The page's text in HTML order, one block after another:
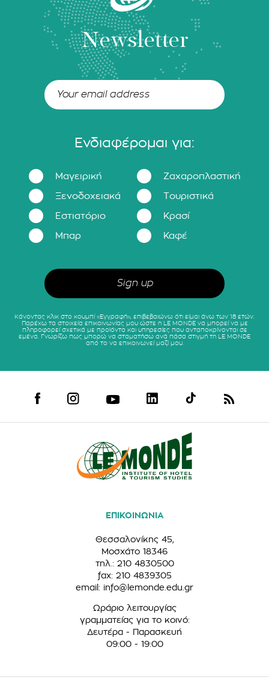
Newsletter
Ενδιαφέρομαι για:
Μαγειρική Ζαχαροπλαστική
Ξενοδοχειακά Τουριστικά
Εστιατόριο Κρασί
Μπαρ Καφέ
Κάνοντας κλικ στο κουμπί «Εγγραφή», επιβεβαιώνω ότι είμαι άνω των 18 ετών.
Παρέχω τα στοιχεία επικοινωνίας μου ώστε η LE MONDE να μπορεί να με
πληροφορεί σχετικά με προϊόντα και υπηρεσίες που ανταποκρίνονται σε
εμένα. Γνωρίζω πως μπορώ να σταματήσω ανά πάσα στιγμή τη LE MONDE
από το να επικοινωνεί μαζί μου.
ΕΠΙΚΟΙΝΩΝΙΑ
Θεσσαλονίκης 45,
Μοσχάτο 18346
τηλ.: 210 4830500
fax: 210 4839305
email: info@lemonde.edu.gr
Ωράριο λειτουργίας
γραμματείας για το κοινό:
Δευτέρα - Παρασκευή
09:00 - 19:00